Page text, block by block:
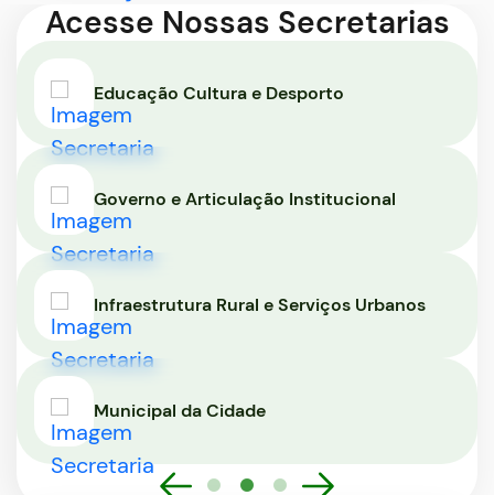
Seção Secretarias
Acesse Nossas Secretarias
Educação Cultura e Desporto
Governo e Articulação Institucional
Infraestrutura Rural e Serviços Urbanos
Municipal da Cidade